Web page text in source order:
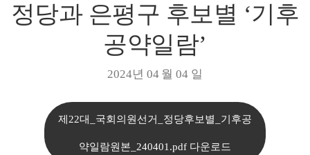
정당과 은평구 후보별 ‘기후
공약일람’
2024년 04 월 04 일
제22대_국회의원선거_정당후보별_기후공
약일람원본_240401.pdf 다운로드